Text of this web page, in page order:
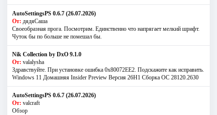
AutoSettingsPS 0.6.7 (26.07.2026)
От: дядяСаша
Своеобразная прога. Посмотрим. Единственно что напрягает мелкий шрифт.
Чуток бы по больше не помешал бы.
Nik Collection by DxO 9.1.0
От: valalysha
Здравствуйте. При установке ошибка 0х80072EE2. Подскажите как исправить.
Windows 11 Домашняя Insider Preview Версия 26H1 Сборка ОС 28120.2630
AutoSettingsPS 0.6.7 (26.07.2026)
От: valcraft
Обзор